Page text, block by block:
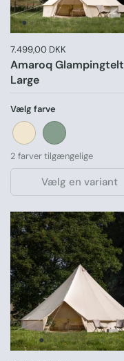
Pris:
7.499,00 DKK
Amaroq Glampingtelt
Large
Vælg farve
Sand Grøn
2 farver tilgængelige
Vælg en variant